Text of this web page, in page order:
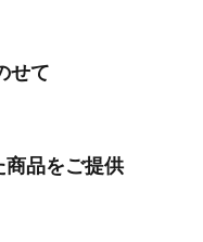
せて
商品をご提供